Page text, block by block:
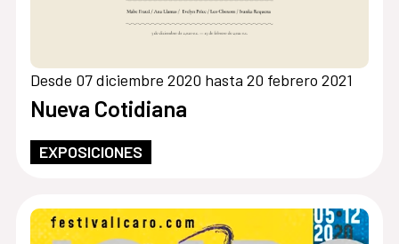
Desde 07 diciembre 2020 hasta 20 febrero 2021
Nueva Cotidiana
EXPOSICIONES